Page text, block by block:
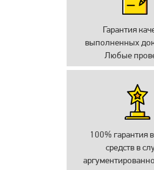
Гарантия
выполненных
Любые
100% гарантия
средств в